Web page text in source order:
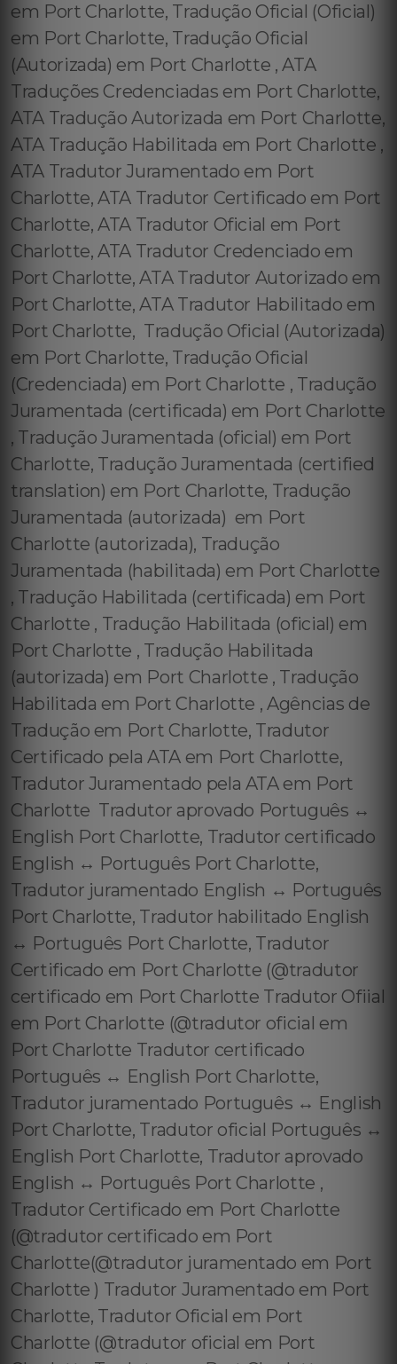
em Port Charlotte, Tradução Oficial (Oficial)
em Port Charlotte, Tradução Oficial
(Autorizada) em Port Charlotte , ATA
Traduções Credenciadas em Port Charlotte,
ATA Tradução Autorizada em Port Charlotte,
ATA Tradução Habilitada em Port Charlotte ,
ATA Tradutor Juramentado em Port
Charlotte, ATA Tradutor Certificado em Port
Charlotte, ATA Tradutor Oficial em Port
Charlotte, ATA Tradutor Credenciado em
Port Charlotte, ATA Tradutor Autorizado em
Port Charlotte, ATA Tradutor Habilitado em
Port Charlotte, Tradução Oficial (Autorizada)
em Port Charlotte, Tradução Oficial
(Credenciada) em Port Charlotte , Tradução
Juramentada (certificada) em Port Charlotte
, Tradução Juramentada (oficial) em Port
Charlotte, Tradução Juramentada (certified
translation) em Port Charlotte, Tradução
Juramentada (autorizada) em Port
Charlotte (autorizada), Tradução
Juramentada (habilitada) em Port Charlotte
, Tradução Habilitada (certificada) em Port
Charlotte , Tradução Habilitada (oficial) em
Port Charlotte , Tradução Habilitada
(autorizada) em Port Charlotte , Tradução
Habilitada em Port Charlotte , Agências de
Tradução em Port Charlotte, Tradutor
Certificado pela ATA em Port Charlotte,
Tradutor Juramentado pela ATA em Port
Charlotte Tradutor aprovado Português ↔️
English Port Charlotte, Tradutor certificado
English ↔️ Português Port Charlotte,
Tradutor juramentado English ↔️ Português
Port Charlotte, Tradutor habilitado English
↔️ Português Port Charlotte, Tradutor
Certificado em Port Charlotte (@tradutor
certificado em Port Charlotte Tradutor Ofiial
em Port Charlotte (@tradutor oficial em
Port Charlotte Tradutor certificado
Português ↔️ English Port Charlotte,
Tradutor juramentado Português ↔️ English
Port Charlotte, Tradutor oficial Português ↔️
English Port Charlotte, Tradutor aprovado
English ↔️ Português Port Charlotte ,
Tradutor Certificado em Port Charlotte
(@tradutor certificado em Port
Charlotte(@tradutor juramentado em Port
Charlotte ) Tradutor Juramentado em Port
Charlotte, Tradutor Oficial em Port
Charlotte (@tradutor oficial em Port